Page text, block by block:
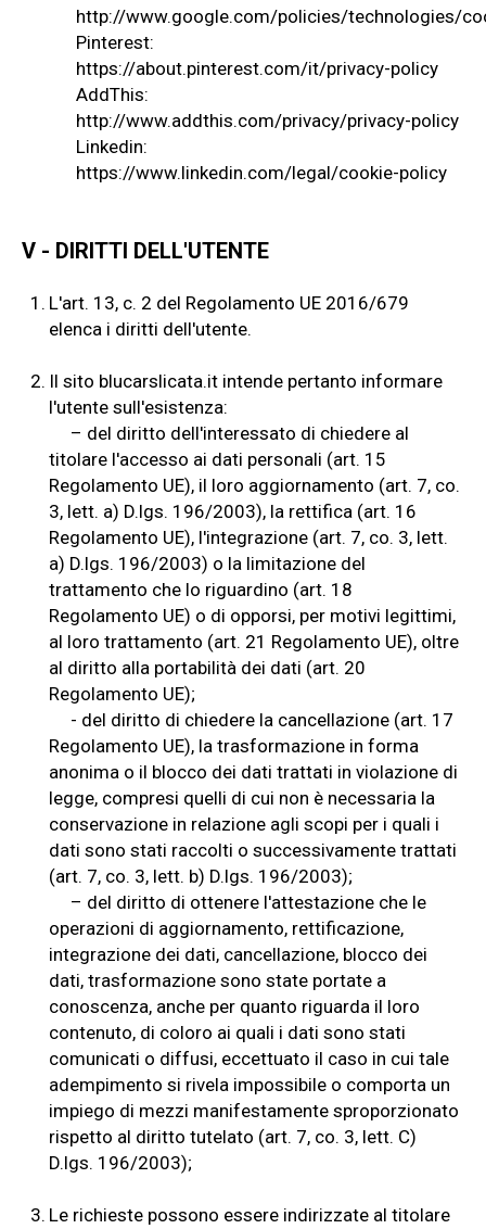
http://www.google.com/policies/technologies/
Pinterest:
https://about.pinterest.com/it/privacy-policy
AddThis:
http://www.addthis.com/privacy/privacy-policy
Linkedin:
https://www.linkedin.com/legal/cookie-policy
V - DIRITTI DELL'UTENTE
1. L'art. 13, c. 2 del Regolamento UE 2016/679
elenca i diritti dell'utente.
2. Il sito blucarslicata.it intende pertanto informare
l'utente sull'esistenza:
– del diritto dell'interessato di chiedere al
titolare l'accesso ai dati personali (art. 15
Regolamento UE), il loro aggiornamento (art. 7, co.
3, lett. a) D.lgs. 196/2003), la rettifica (art. 16
Regolamento UE), l'integrazione (art. 7, co. 3, lett.
a) D.lgs. 196/2003) o la limitazione del
trattamento che lo riguardino (art. 18
Regolamento UE) o di opporsi, per motivi legittimi,
al loro trattamento (art. 21 Regolamento UE), oltre
al diritto alla portabilità dei dati (art. 20
Regolamento UE);
- del diritto di chiedere la cancellazione (art. 17
Regolamento UE), la trasformazione in forma
anonima o il blocco dei dati trattati in violazione di
legge, compresi quelli di cui non è necessaria la
conservazione in relazione agli scopi per i quali i
dati sono stati raccolti o successivamente trattati
(art. 7, co. 3, lett. b) D.lgs. 196/2003);
– del diritto di ottenere l'attestazione che le
operazioni di aggiornamento, rettificazione,
integrazione dei dati, cancellazione, blocco dei
dati, trasformazione sono state portate a
conoscenza, anche per quanto riguarda il loro
contenuto, di coloro ai quali i dati sono stati
comunicati o diffusi, eccettuato il caso in cui tale
adempimento si rivela impossibile o comporta un
impiego di mezzi manifestamente sproporzionato
rispetto al diritto tutelato (art. 7, co. 3, lett. C)
D.lgs. 196/2003);
3. Le richieste possono essere indirizzate al titolare